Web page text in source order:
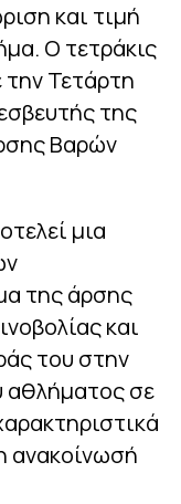
και τιμή
Ο τετράκις
Τετάρτη
της
Βαρών
μια
της άρσης
και
του στην
αθλήματος σε
ανακοίνωσή